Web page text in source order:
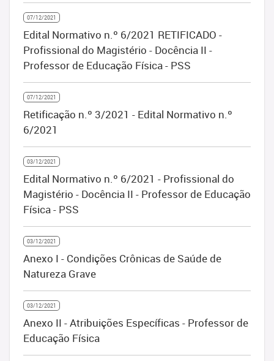
07/12/2021
Edital Normativo n.º 6/2021 RETIFICADO -
Profissional do Magistério - Docência II -
Professor de Educação Física - PSS
07/12/2021
Retificação n.º 3/2021 - Edital Normativo n.º
6/2021
03/12/2021
Edital Normativo n.º 6/2021 - Profissional do
Magistério - Docência II - Professor de Educação
Física - PSS
03/12/2021
Anexo I - Condições Crônicas de Saúde de
Natureza Grave
03/12/2021
Anexo II - Atribuições Específicas - Professor de
Educação Física